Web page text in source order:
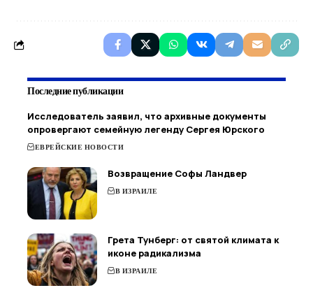
Последние публикации
Исследователь заявил, что архивные документы
опровергают семейную легенду Сергея Юрского
ЕВРЕЙСКИЕ НОВОСТИ
Возвращение Софы Ландвер
В ИЗРАИЛЕ
Грета Тунберг: от святой климата к
иконе радикализма
В ИЗРАИЛЕ